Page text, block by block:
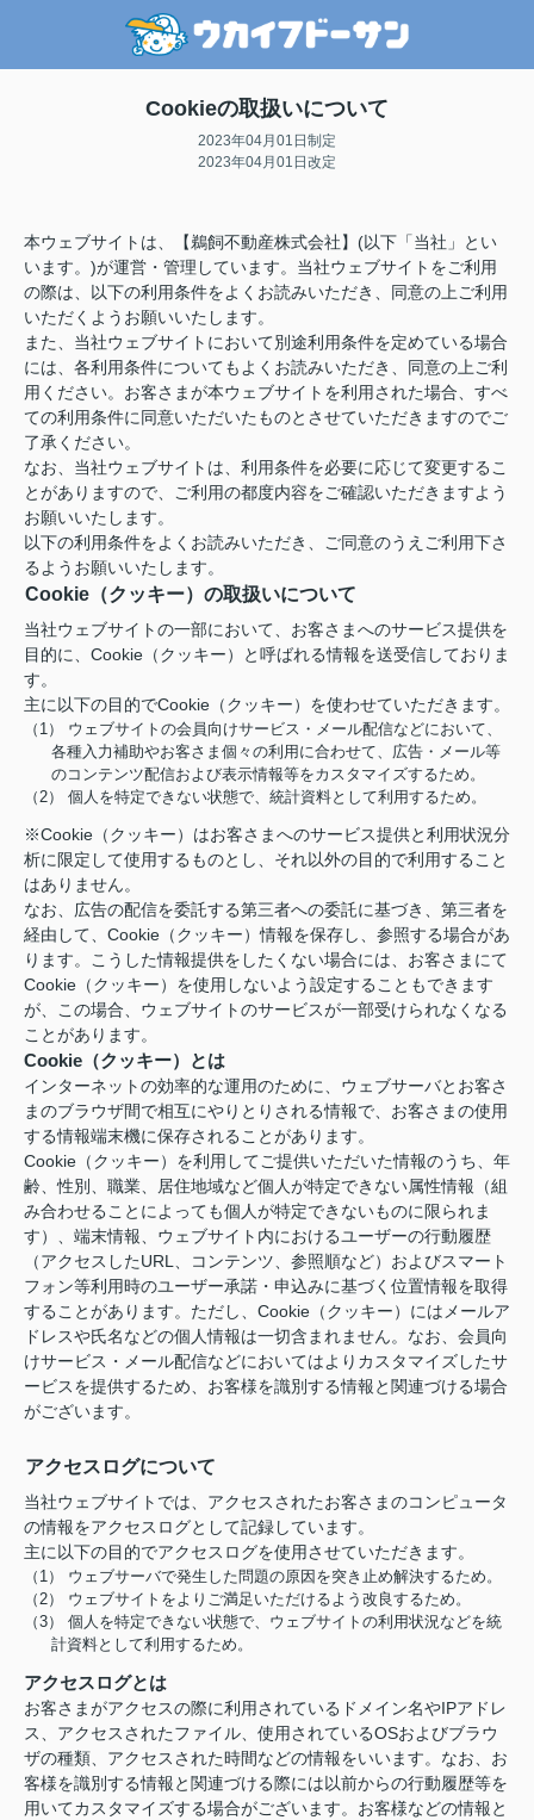
Cookieの取扱いについて
2023年04月01日制定
2023年04月01日改定
本ウェブサイトは、【鵜飼不動産株式会社】(以下「当社」とい
います。)が運営・管理しています。当社ウェブサイトをご利用
の際は、以下の利用条件をよくお読みいただき、同意の上ご利用
いただくようお願いいたします。
また、当社ウェブサイトにおいて別途利用条件を定めている場合
には、各利用条件についてもよくお読みいただき、同意の上ご利
用ください。お客さまが本ウェブサイトを利用された場合、すべ
ての利用条件に同意いただいたものとさせていただきますのでご
了承ください。
なお、当社ウェブサイトは、利用条件を必要に応じて変更するこ
とがありますので、ご利用の都度内容をご確認いただきますよう
お願いいたします。
以下の利用条件をよくお読みいただき、ご同意のうえご利用下さ
るようお願いいたします。
Cookie（クッキー）の取扱いについて
当社ウェブサイトの一部において、お客さまへのサービス提供を
目的に、Cookie（クッキー）と呼ばれる情報を送受信しておりま
す。
主に以下の目的でCookie（クッキー）を使わせていただきます。
（1） ウェブサイトの会員向けサービス・メール配信などにおいて、
各種入力補助やお客さま個々の利用に合わせて、広告・メール等
のコンテンツ配信および表示情報等をカスタマイズするため。
（2） 個人を特定できない状態で、統計資料として利用するため。
※Cookie（クッキー）はお客さまへのサービス提供と利用状況分
析に限定して使用するものとし、それ以外の目的で利用すること
はありません。
なお、広告の配信を委託する第三者への委託に基づき、第三者を
経由して、Cookie（クッキー）情報を保存し、参照する場合があ
ります。こうした情報提供をしたくない場合には、お客さまにて
Cookie（クッキー）を使用しないよう設定することもできます
が、この場合、ウェブサイトのサービスが一部受けられなくなる
ことがあります。
Cookie（クッキー）とは
インターネットの効率的な運用のために、ウェブサーバとお客さ
まのブラウザ間で相互にやりとりされる情報で、お客さまの使用
する情報端末機に保存されることがあります。
Cookie（クッキー）を利用してご提供いただいた情報のうち、年
齢、性別、職業、居住地域など個人が特定できない属性情報（組
み合わせることによっても個人が特定できないものに限られま
す）、端末情報、ウェブサイト内におけるユーザーの行動履歴
（アクセスしたURL、コンテンツ、参照順など）およびスマート
フォン等利用時のユーザー承諾・申込みに基づく位置情報を取得
することがあります。ただし、Cookie（クッキー）にはメールア
ドレスや氏名などの個人情報は一切含まれません。なお、会員向
けサービス・メール配信などにおいてはよりカスタマイズしたサ
ービスを提供するため、お客様を識別する情報と関連づける場合
がございます。
アクセスログについて
当社ウェブサイトでは、アクセスされたお客さまのコンピュータ
の情報をアクセスログとして記録しています。
主に以下の目的でアクセスログを使用させていただきます。
（1） ウェブサーバで発生した問題の原因を突き止め解決するため。
（2） ウェブサイトをよりご満足いただけるよう改良するため。
（3） 個人を特定できない状態で、ウェブサイトの利用状況などを統
計資料として利用するため。
アクセスログとは
お客さまがアクセスの際に利用されているドメイン名やIPアドレ
ス、アクセスされたファイル、使用されているOSおよびブラウ
ザの種類、アクセスされた時間などの情報をいいます。なお、お
客様を識別する情報と関連づける際には以前からの行動履歴等を
用いてカスタマイズする場合がございます。お客様などの情報と